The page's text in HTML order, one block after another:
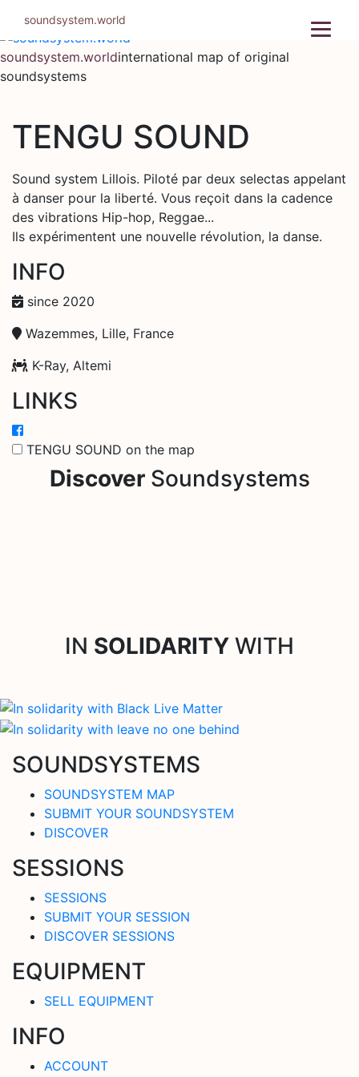
content
soundsystem.worldinternational map of original
soundsystems
TENGU SOUND
Sound system Lillois. Piloté par deux selectas appelant
à danser pour la liberté. Vous reçoit dans la cadence
des vibrations Hip-hop, Reggae...
Ils expérimentent une nouvelle révolution, la danse.
INFO
since 2020
Wazemmes, Lille, France
K-Ray, Altemi
LINKS
TENGU SOUND on the map
DiscoverSoundsystems
IN SOLIDARITY WITH
SOUNDSYSTEMS
SOUNDSYSTEM MAP
SUBMIT YOUR SOUNDSYSTEM
DISCOVER
SESSIONS
SESSIONS
SUBMIT YOUR SESSION
DISCOVER SESSIONS
EQUIPMENT
SELL EQUIPMENT
INFO
ACCOUNT
soundsystem.world